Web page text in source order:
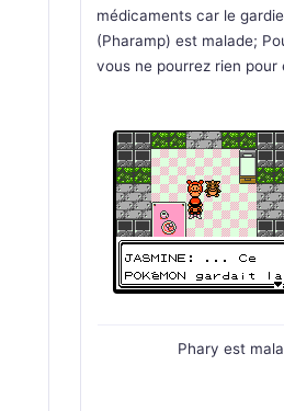
médicaments car le
(Pharamp) est malade;
vous ne pourrez rien pour
Phary est